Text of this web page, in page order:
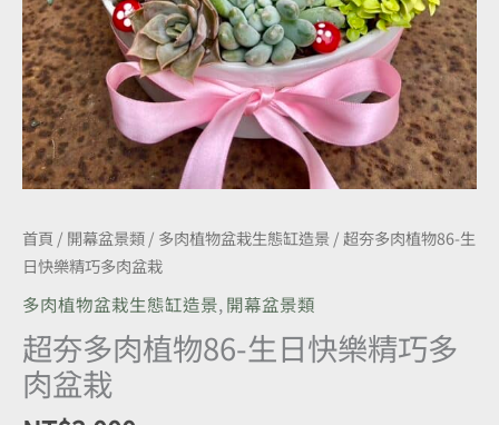
首頁 / 開幕盆景類/ 多肉植物盆栽生態缸造景/ 超夯多肉植物86-生
日快樂精巧多肉盆栽
多肉植物盆栽生態缸造景, 開幕盆景類
超夯多肉植物86-生日快樂精巧多
肉盆栽
盆
栽
數
量